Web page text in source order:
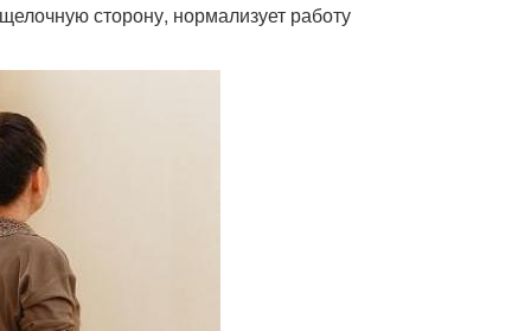
сторону, нормализует работу